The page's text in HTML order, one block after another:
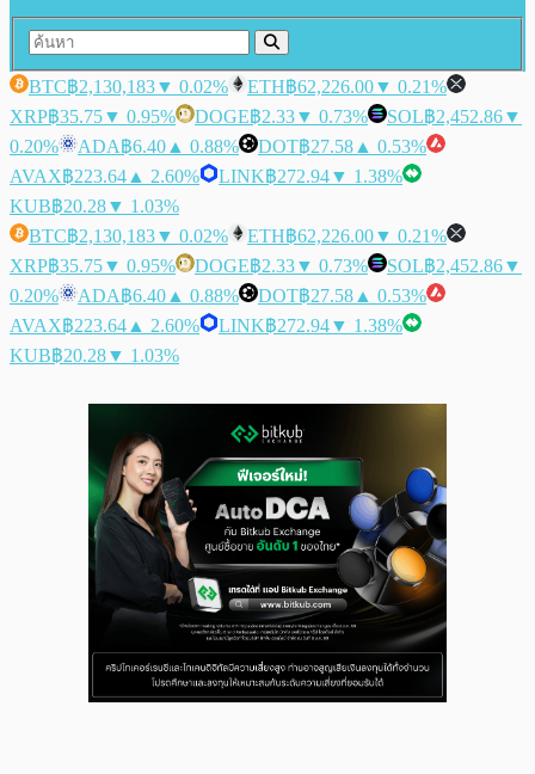
BTC฿2,130,183▼ 0.02% ETH฿62,226.00▼ 0.21%
XRP฿35.75▼ 0.95% DOGE฿2.33▼ 0.73% SOL฿2,452.86▼
0.20%
ADA฿6.40 ▲ 0.88% DOT฿27.58 ▲ 0.53%
AVAX฿223.64 ▲ 2.60% LINK฿272.94▼ 1.38%
KUB฿20.28▼ 1.03%
BTC฿2,130,183▼ 0.02% ETH฿62,226.00▼ 0.21%
XRP฿35.75▼ 0.95% DOGE฿2.33▼ 0.73% SOL฿2,452.86▼
0.20%
ADA฿6.40 ▲ 0.88% DOT฿27.58 ▲ 0.53%
AVAX฿223.64 ▲ 2.60% LINK฿272.94▼ 1.38%
KUB฿20.28▼ 1.03%